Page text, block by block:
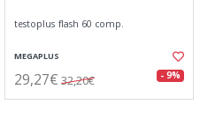
testoplus flash 60 comp.
MEGAPLUS
29,27€ 32,20€ - 9%